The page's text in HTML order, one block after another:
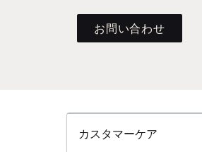
お問い合わせ
カスタマーケア